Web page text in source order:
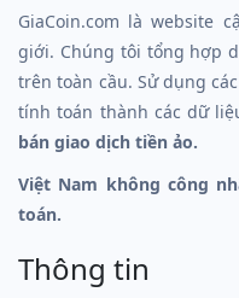
GiaCoin.com là website
giới. Chúng tôi tổng hợp
trên toàn cầu. Sử dụng
tính toán thành các dữ
bán giao dịch tiền ảo.
Việt Nam không công
toán.
Thông tin